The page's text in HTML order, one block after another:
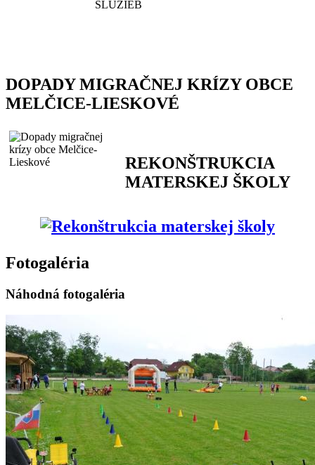
DOPADY MIGRAČNEJ KRÍZY OBCE
MELČICE-LIESKOVÉ
REKONŠTRUKCIA
MATERSKEJ ŠKOLY
Fotogaléria
Náhodná fotogaléria